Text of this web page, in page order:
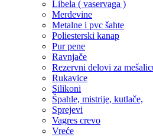
Libela ( vaservaga )
Merdevine
Metalne i pvc šahte
Poliesterski kanap
Pur pene
Ravnjače
Rezervni delovi za
Rukavice
Silikoni
Špahle, mistrije, kutlače,
Sprejevi
Vagres crevo
Vreće